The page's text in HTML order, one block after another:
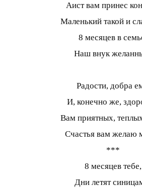
Аист вам принес
Маленький такой и
8 месяцев в
Наш внук
Радости, добра
И, конечно же,
Вам приятных,
Счастья вам желаю
***
8 месяцев тебе,
Дни летят